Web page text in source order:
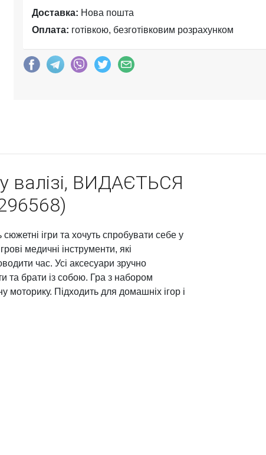
Доставка: Нова пошта
Оплата: готівкою, безготівковим розрахунком
валізі, ВИДАЄТЬСЯ
ігри та хочуть спробувати себе у
медичні інструменти, які
час. Усі аксесуари зручно
та брати із собою. Гра з набором
моторику. Підходить для домашніх ігор і